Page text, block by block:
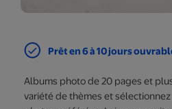
Prêt en 6 à 10 jours
Albums photo de 20 pages et
variété de thèmes et sélectionnez